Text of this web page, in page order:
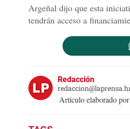
Argeñal dijo que esta
tendrán acceso a
Redacción
Artículo elaborado